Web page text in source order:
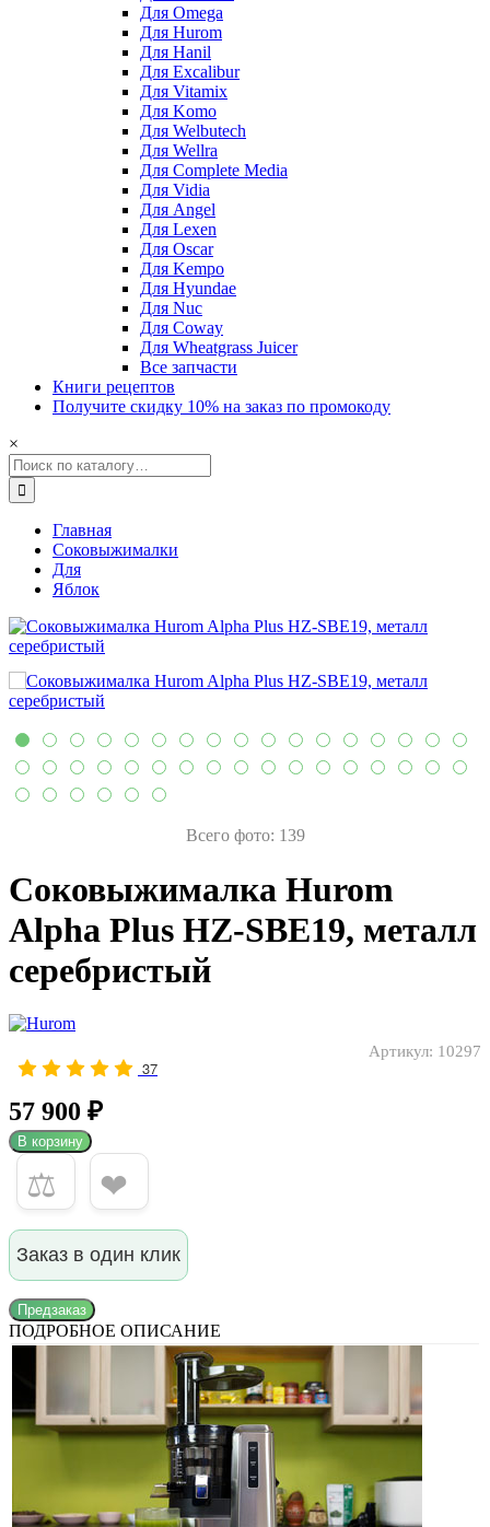
Для Omega
Для Hurom
Для Hanil
Для Excalibur
Для Vitamix
Для Komo
Для Welbutech
Для Wellra
Для Complete Media
Для Vidia
Для Angel
Для Lexen
Для Oscar
Для Kempo
Для Hyundae
Для Nuc
Для Coway
Для Wheatgrass Juicer
Все запчасти
Книги рецептов
Получите скидку 10% на заказ по промокоду
×
Главная
Соковыжималки
Для
Яблок
Всего фото: 139
Соковыжималка Hurom
Alpha Plus HZ-SBE19, металл
серебристый
37
Артикул: 10297
57 900 ₽
В корзину
⚖ ❤
Заказ в один клик
Предзаказ
ПОДРОБНОЕ ОПИСАНИЕ